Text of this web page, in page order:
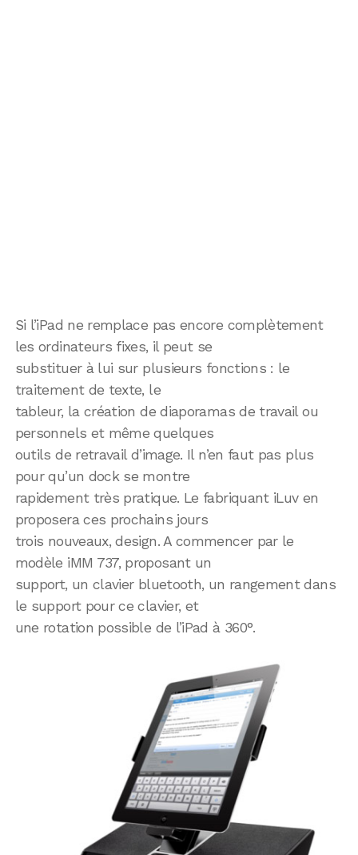
Si l’iPad ne remplace pas encore complètement
les ordinateurs fixes, il peut se
substituer à lui sur plusieurs fonctions : le
traitement de texte, le
tableur, la création de diaporamas de travail ou
personnels et même quelques
outils de retravail d’image. Il n’en faut pas plus
pour qu’un dock se montre
rapidement très pratique. Le fabriquant iLuv en
proposera ces prochains jours
trois nouveaux, design. A commencer par le
modèle iMM 737, proposant un
support, un clavier bluetooth, un rangement dans
le support pour ce clavier, et
une rotation possible de l’iPad à 360°.